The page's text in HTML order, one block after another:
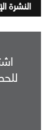
النشرة